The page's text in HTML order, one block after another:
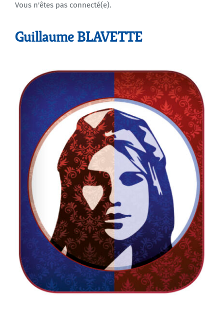
Agenda
Vous n'êtes pas connecté(e).
Guillaume BLAVETTE